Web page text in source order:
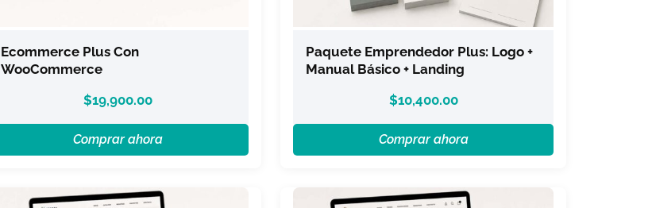
Ecommerce Plus Con
WooCommerce
$19,900.00
Comprar ahora
Paquete Emprendedor Plus: Logo +
Manual Básico + Landing
$10,400.00
Comprar ahora